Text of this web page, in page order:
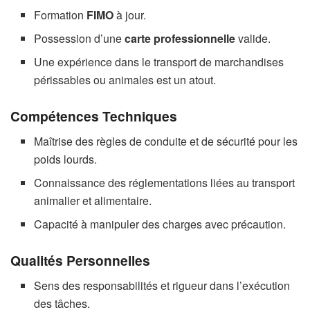
Formation FIMOà jour.
Possession d’unecarte professionnellevalide.
Une expérience dans le transport de marchandises
périssables ou animales est un atout.
Compétences Techniques
Maîtrise des règles de conduite et de sécurité pour les
poids lourds.
Connaissance des réglementations liées au transport
animalier et alimentaire.
Capacité à manipuler des charges avec précaution.
Qualités Personnelles
Sens des responsabilités et rigueur dans l’exécution
des tâches.